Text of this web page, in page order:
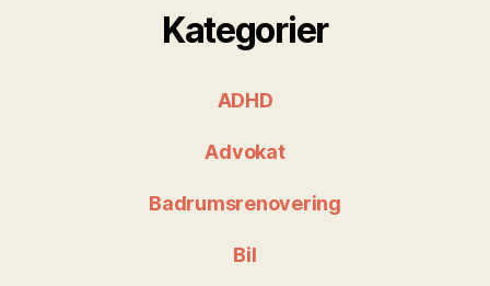
Kategorier
ADHD
Advokat
Badrumsrenovering
Bil